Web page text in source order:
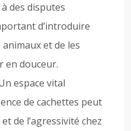
des disputes
d’introduire
et de les
en douceur.
espace vital
de cachettes peut
de l’agressivité chez